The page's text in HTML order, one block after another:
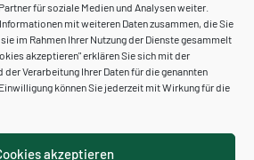
für soziale Medien und Analysen weiter.
mit weiteren Daten zusammen, die Sie
im Rahmen Ihrer Nutzung der Dienste gesammelt
akzeptieren" erklären Sie sich mit der
Verarbeitung Ihrer Daten für die genannten
können Sie jederzeit mit Wirkung für die
akzeptieren